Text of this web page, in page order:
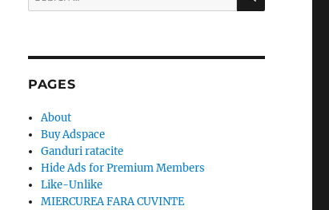
for:
PAGES
About
Buy Adspace
Ganduri ratacite
Hide Ads for Premium Members
Like-Unlike
MIERCUREA FARA CUVINTE